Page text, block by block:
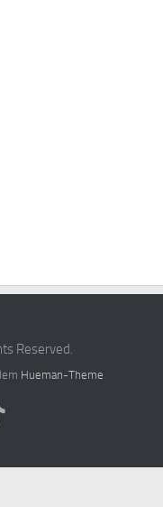
Reserved.
Hueman-Theme